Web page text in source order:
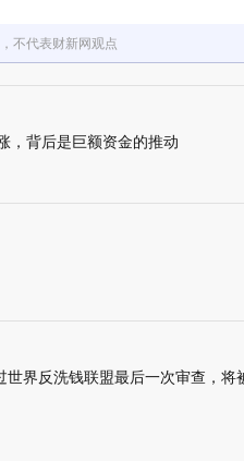
不代表财新网观点
，背后是巨额资金的推动
界反洗钱联盟最后一次审查，将